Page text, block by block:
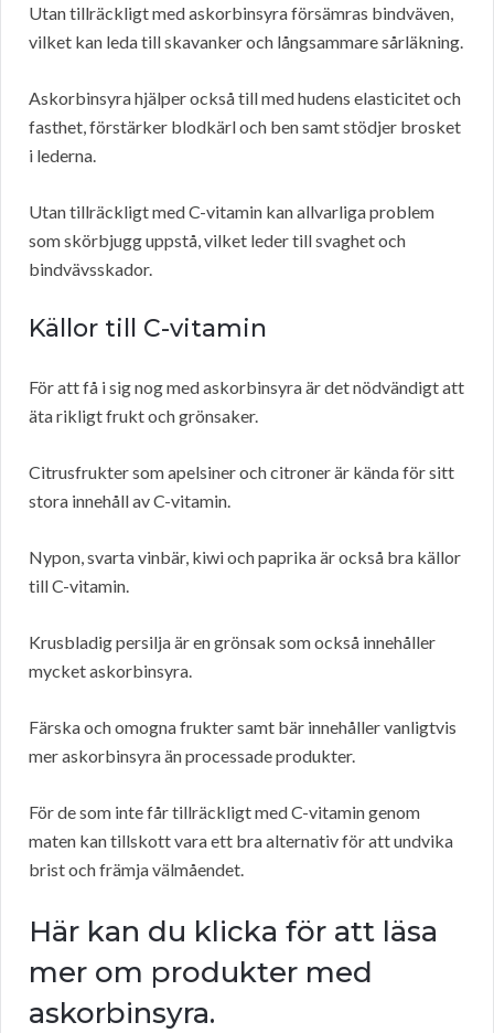
Utan tillräckligt med askorbinsyra försämras bindväven,
vilket kan leda till skavanker och långsammare sårläkning.
Askorbinsyra hjälper också till med hudens elasticitet och
fasthet, förstärker blodkärl och ben samt stödjer brosket
i lederna.
Utan tillräckligt med C-vitamin kan allvarliga problem
som skörbjugg uppstå, vilket leder till svaghet och
bindvävsskador.
Källor till C-vitamin
För att få i sig nog med askorbinsyra är det nödvändigt att
äta rikligt frukt och grönsaker.
Citrusfrukter som apelsiner och citroner är kända för sitt
stora innehåll av C-vitamin.
Nypon, svarta vinbär, kiwi och paprika är också bra källor
till C-vitamin.
Krusbladig persilja är en grönsak som också innehåller
mycket askorbinsyra.
Färska och omogna frukter samt bär innehåller vanligtvis
mer askorbinsyra än processade produkter.
För de som inte får tillräckligt med C-vitamin genom
maten kan tillskott vara ett bra alternativ för att undvika
brist och främja välmåendet.
Här kan du klicka för att läsa
mer om produkter med
askorbinsyra.